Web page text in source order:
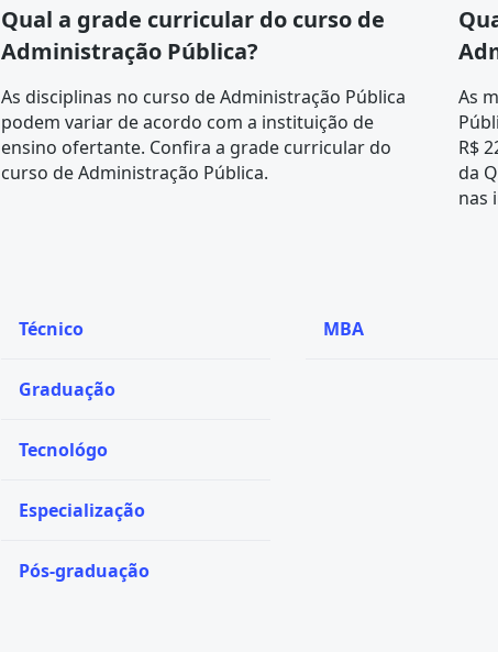
Qual a grade curricular do curso de
Administração Pública?
As disciplinas no curso de Administração Pública
podem variar de acordo com a instituição de
ensino ofertante. Confira a grade curriculardo
curso de Administração Pública.
As
R$
da
nas
Técnico
Graduação
Tecnológo
Especialização
Pós-graduação
MBA